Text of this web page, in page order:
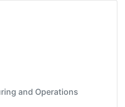
and Operations